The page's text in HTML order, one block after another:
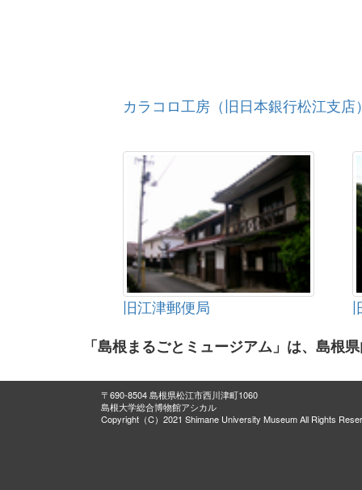
カラコロ工房（旧日本銀行松江支店
旧江津郵便局
「島根まるごとミュージアム」は、島根
〒690-8504 島根県松江市西川津町1060
島根大学総合博物館アシカル
Copyright（C）2021 Shimane University Museum All Rights